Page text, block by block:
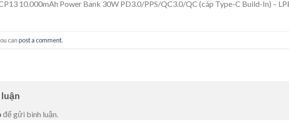
10.000mAh Power Bank 30W PD3.0/PPS/QC3.0/QC (cáp Type-C Build-In) –
canpost a comment.
để gửi bình luận.